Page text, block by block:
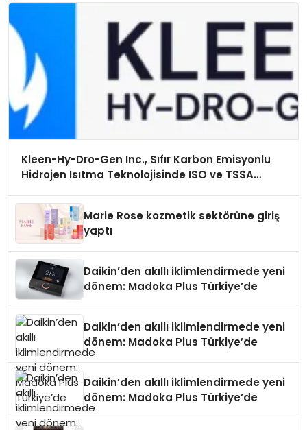
Kleen-Hy-Dro-Gen Inc., Sıfır Karbon Emisyonlu
Hidrojen Isıtma Teknolojisinde ISO ve TSSA
Marie Rose kozmetik sektörüne giriş
yaptı
Daikin’den akıllı iklimlendirmede yeni
dönem: Madoka Plus Türkiye’de
Daikin’den akıllı iklimlendirmede yeni
dönem: Madoka Plus Türkiye’de
Daikin’den akıllı iklimlendirmede yeni
dönem: Madoka Plus Türkiye’de